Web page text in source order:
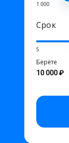
1 000
Срок
5
Берёте
10 000 ₽